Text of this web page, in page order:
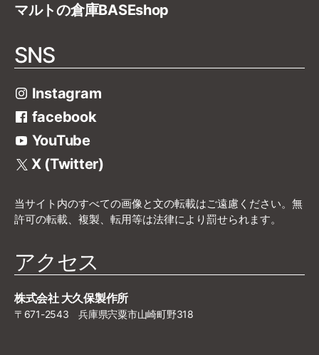
マルトの倉庫BASEshop
SNS
Instagram
facebook
YouTube
X (Twitter)
当サイト内のすべての画像と文の転載はご遠慮ください。無
許可の転載、複製、転用等は法律により罰せられます。
アクセス
株式会社 大久保製作所
〒671-2543 兵庫県宍粟市山崎町野318